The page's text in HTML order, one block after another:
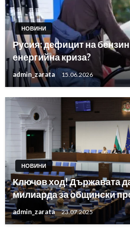
НОВИНИ
Русия: дефицит на
енергийна криза?
admin_zarata 15.06.2026
НОВИНИ
Ключов ход! Държавата
милиарда за общински
admin_zarata 23.07.2025